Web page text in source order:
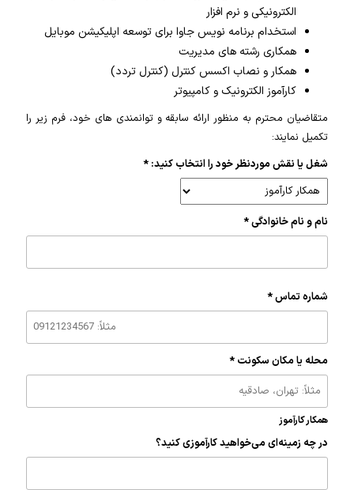
الکترونیکی و نرم افزار
استخدام برنامه نویس جاوا برای توسعه اپلیکیشن موبایل
همکاری رشته های مدیریت
همکار و نصاب اکسس کنترل (کنترل تردد)
کارآموز الکترونیک و کامپیوتر
متقاضیان محترم به منظور ارائه سابقه و توانمندی های خود، فرم زیر را
تکمیل نمایند:
شغل یا نقش موردنظر خود را انتخاب کنید: *
نام و نام خانوادگی *
شماره تماس *
محله یا مکان سکونت *
همکار کارآموز
در چه زمینه‌ای می‌خواهید کارآموزی کنید؟